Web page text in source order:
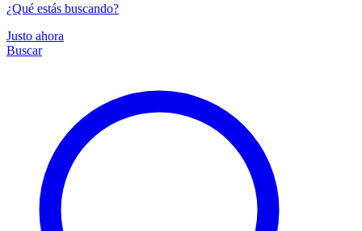
¿Qué estás buscando?
Justo ahora
Buscar